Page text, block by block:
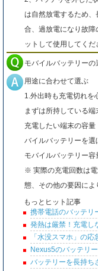
は自然放電するため
合、過放電になり故
ットして使用してくだ
モバイルバッテリーの
用途に合わせて選ぶ
1.外出時も充電切れを
まずは所持している端
充電したい端末の容
バイルバッテリーを選
モバイルバッテリー
※ 実際の充電回数は
態、その他の要因によ
もっとヒット記事
携帯電話のバッテリ
発熱は厳禁！充電し
「水没スマホ」の応
Nexus5のバッテリ
バッテリーを長持ち